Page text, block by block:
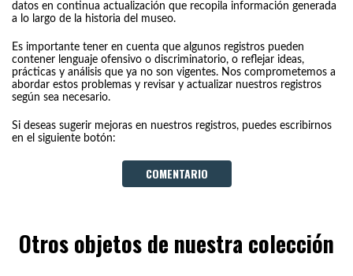
datos en continua actualización que recopila información generada
a lo largo de la historia del museo.
Es importante tener en cuenta que algunos registros pueden
contener lenguaje ofensivo o discriminatorio, o reflejar ideas,
prácticas y análisis que ya no son vigentes. Nos comprometemos a
abordar estos problemas y revisar y actualizar nuestros registros
según sea necesario.
Si deseas sugerir mejoras en nuestros registros, puedes escribirnos
en el siguiente botón:
COMENTARIO
Otros objetos de nuestra colección